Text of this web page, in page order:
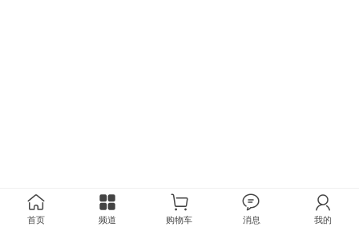
首页 频道 购物车 消息 我的